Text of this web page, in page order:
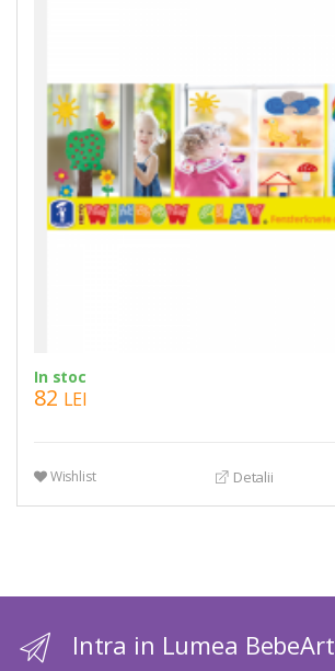
In stoc
82 LEI
Wishlist Detalii
Intra in Lumea BebeArt